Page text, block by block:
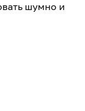
шумно и